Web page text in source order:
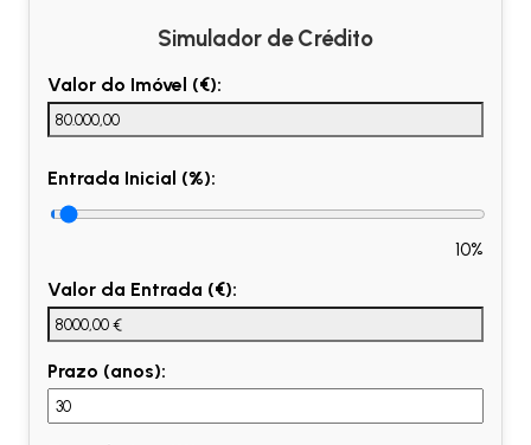
Simulador de Crédito
Valor do Imóvel (€):
Entrada Inicial (%):
10%
Valor da Entrada (€):
Prazo (anos):